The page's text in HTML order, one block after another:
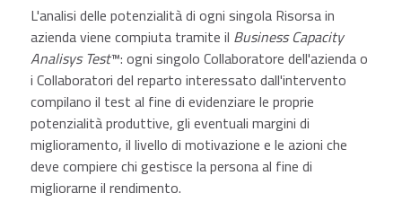
L'analisi delle potenzialità di ogni singola Risorsa in
azienda viene compiuta tramite il Business Capacity
Analisys Test™: ogni singolo Collaboratore dell'azienda o
i Collaboratori del reparto interessato dall'intervento
compilano il test al fine di evidenziare le proprie
potenzialità produttive, gli eventuali margini di
miglioramento, il livello di motivazione e le azioni che
deve compiere chi gestisce la persona al fine di
migliorarne il rendimento.